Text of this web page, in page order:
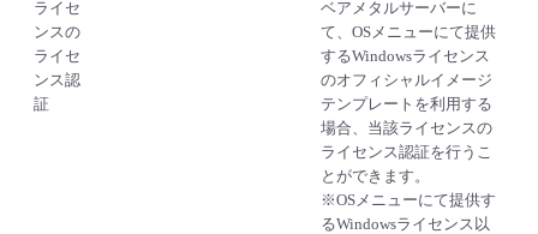
ライセ
ンスの
ライセ
ンス認
証
ベアメタルサーバーに
て、OSメニューにて提供
するWindowsライセンス
のオフィシャルイメージ
テンプレートを利用する
場合、当該ライセンスの
ライセンス認証を行うこ
とができます。
※OSメニューにて提供す
るWindowsライセンス以